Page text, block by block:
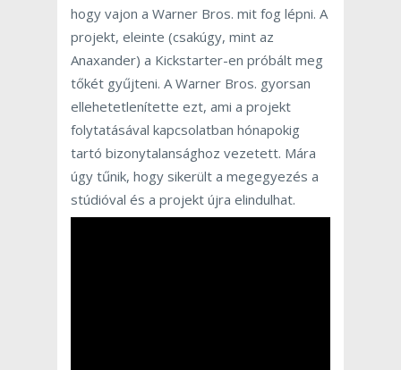
hogy vajon a Warner Bros. mit fog lépni. A
projekt, eleinte (csakúgy, mint az
Anaxander) a Kickstarter-en próbált meg
tőkét gyűjteni. A Warner Bros. gyorsan
ellehetetlenítette ezt, ami a projekt
folytatásával kapcsolatban hónapokig
tartó bizonytalansághoz vezetett. Mára
úgy tűnik, hogy sikerült a megegyezés a
stúdióval és a projekt újra elindulhat.